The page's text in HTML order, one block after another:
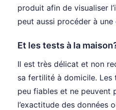
produit afin de visualiser
peut aussi procéder à
Et les tests à la
Il est très délicat et non
sa fertilité à domicile. Les
peu fiables et ne peuvent
l’exactitude des données